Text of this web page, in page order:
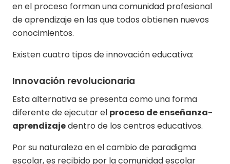
en el proceso forman una comunidad profesional
de aprendizaje en las que todos obtienen nuevos
conocimientos.
Existen cuatro tipos de innovación educativa:
Innovación revolucionaria
Esta alternativa se presenta como una forma
diferente de ejecutar el proceso de enseñanza-
aprendizajedentro de los centros educativos.
Por su naturaleza en el cambio de paradigma
escolar, es recibido por la comunidad escolar